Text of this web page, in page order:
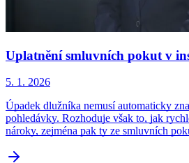
Uplatnění smluvních pokut v
5. 1. 2026
Úpadek dlužníka nemusí automaticky
pohledávky. Rozhoduje však to, jak
nároky, zejména pak ty ze smluvních